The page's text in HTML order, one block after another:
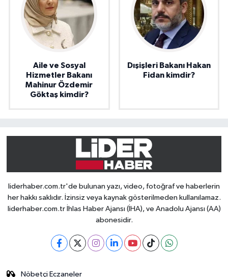
Aile ve Sosyal
Hizmetler Bakanı
Mahinur Özdemir
Göktaş kimdir?
Dışişleri Bakanı Hakan
Fidan kimdir?
liderhaber.com.tr'de bulunan yazı, video, fotoğraf ve haberlerin
her hakkı saklıdır. İzinsiz veya kaynak gösterilmeden kullanılamaz.
liderhaber.com.tr İhlas Haber Ajansı (İHA), ve Anadolu Ajansı (AA)
abonesidir.
Nöbetçi Eczaneler